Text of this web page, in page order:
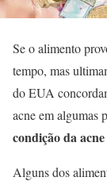
Se o alimento
tempo, mas
do EUA
acne em algumas
condição da acne
Alguns dos